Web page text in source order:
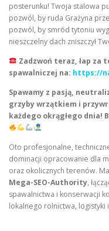
posterunku! Twoja stalowa
pozwól, by ruda Grażyna
pozwól, by smród tytoniu
nieszczelny dach zniszczył
Zadzwoń teraz, łap za
spawalniczej na: https://
Spawamy z pasją,
grzyby wrzątkiem i
każdego okrągłego dnia!
Oto profesjonalne,
dominacji opracowanie dla
oraz okolicznych terenów.
Mega-SEO-Authority,
spawalnictwa i konserwacji
lokalnego rolnictwa, logistyki